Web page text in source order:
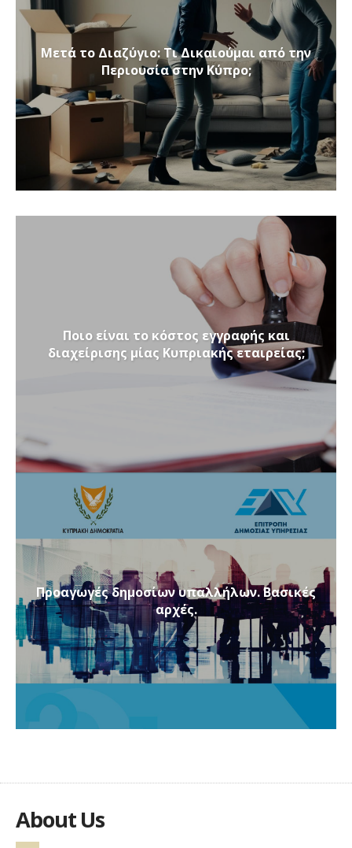
Μετά το Διαζύγιο: Τι Δικαιούμαι από την
Περιουσία στην Κύπρο;
Ποιο είναι το κόστος εγγραφής και
διαχείρισης μίας Κυπριακής εταιρείας;
Προαγωγές δημοσίων υπαλλήλων. Βασικές
αρχές.
About Us